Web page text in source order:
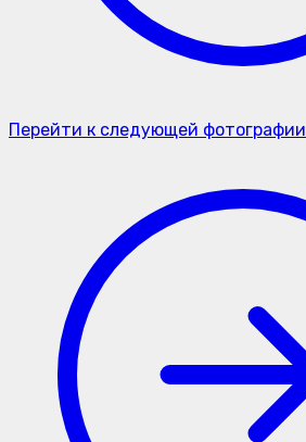
Перейти к следующей фотографии